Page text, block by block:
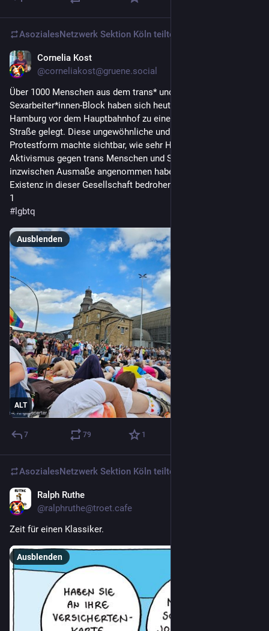
AsozialesNetzwerk Sektion Köln teilte
Cornelia Kost
@corneliakost@gruene.social
Über 1000 Menschen aus dem trans* und
Sexarbeiter*innen‑Block haben sich heute beim CSD in
Hamburg vor dem Hauptbahnhof zu einem Die‑in auf die
Straße gelegt. Diese ungewöhnliche und bewusst friedliche
Protestform machte sichtbar, wie sehr Hass und fanatischer
Aktivismus gegen trans Menschen und Sexarbeiter*innen
inzwischen Ausmaße angenommen haben, die unsere
Existenz in dieser Gesellschaft bedrohen.
1
# lgbtq
ALT
Ausblenden
7 79 1
AsozialesNetzwerk Sektion Köln teilte
Ralph Ruthe
@ralphruthe@troet.cafe
Zeit für einen Klassiker.
Ausblenden